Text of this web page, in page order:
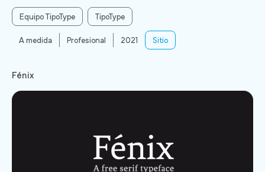
A medida Profesional 2021 Sitio
Equipo TipoType TipoType
Fénix